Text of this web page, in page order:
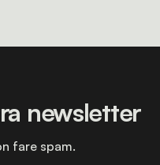
newsletter
fare spam.